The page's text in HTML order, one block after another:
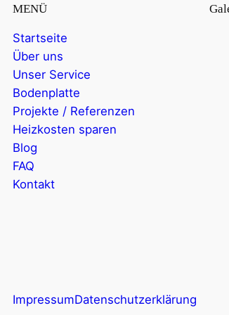
MENÜ
Startseite
Über uns
Unser Service
Bodenplatte
Projekte / Referenzen
Heizkosten sparen
Blog
FAQ
Kontakt
ImpressumDatenschutzerklärung